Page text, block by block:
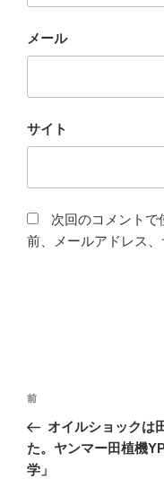
メール
サイト
次回のコメントで
前、メールアドレス、
投
ナ
ビ
前
の
投
稿
前
オイルショックは
た。ヤンマー田植機
学」